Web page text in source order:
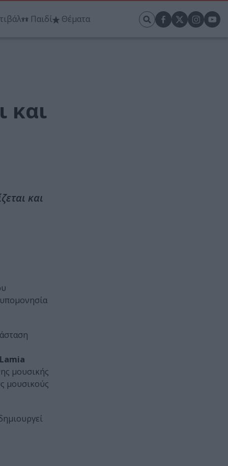
Παιδί Θέματα
και
και
Lamia
μουσικής
μουσικούς